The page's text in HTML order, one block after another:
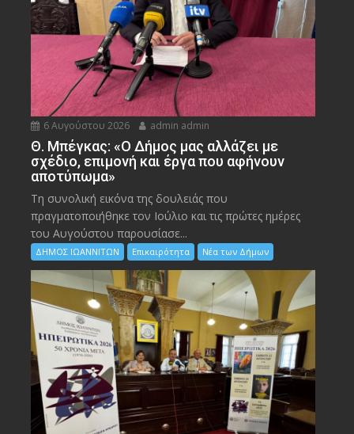
6 Αυγούστου 2026 admin admin
Θ. Μπέγκας: «Ο Δήμος μας αλλάζει με
σχέδιο, επιμονή και έργα που αφήνουν
αποτύπωμα»
Τη συνολική εικόνα της δουλειάς που
πραγματοποιήθηκε τον Ιούλιο και τις πρώτες ημέρες
του Αυγούστου παρουσίασε...
ΔΗΜΟΣ ΙΩΑΝΝΙΤΩΝ Επικαιρότητα Νέα των Δήμων